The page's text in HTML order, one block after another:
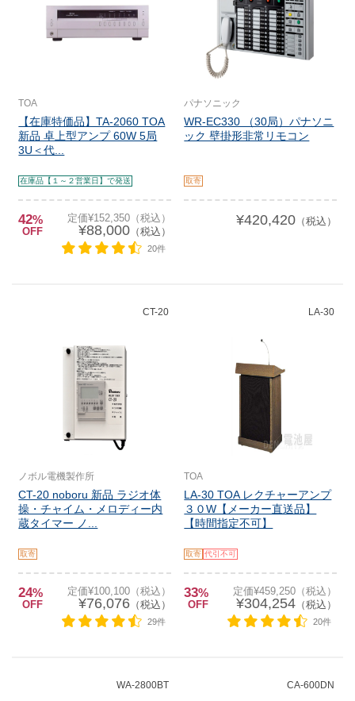
TOA
【在庫特価品】TA-2060 TOA
新品 卓上型アンプ 60W 5局
3U＜代...
在庫品【１～２営業日】で発送
42%
OFF
定価¥152,350（税込）
¥88,000（税込）
20件
パナソニック
WR-EC330 （30局）パナソニ
ック 壁掛形非常リモコン
取寄
¥420,420（税込）
CT-20
ノボル電機製作所
CT-20 noboru 新品 ラジオ体
操・チャイム・メロディー内
蔵タイマー ノ...
取寄
24%
OFF
定価¥100,100（税込）
¥76,076（税込）
29件
LA-30
TOA
LA-30 TOA レクチャーアンプ
３０W【メーカー直送品】
【時間指定不可】
取寄 代引不可
33%
OFF
定価¥459,250（税込）
¥304,254（税込）
20件
WA-2800BT CA-600DN